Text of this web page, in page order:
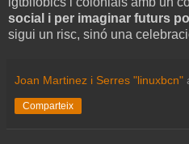
social i per imaginar futurs
sigui un risc, sinó una
Joan Martinez i Serres "linuxbcn"
Comparteix